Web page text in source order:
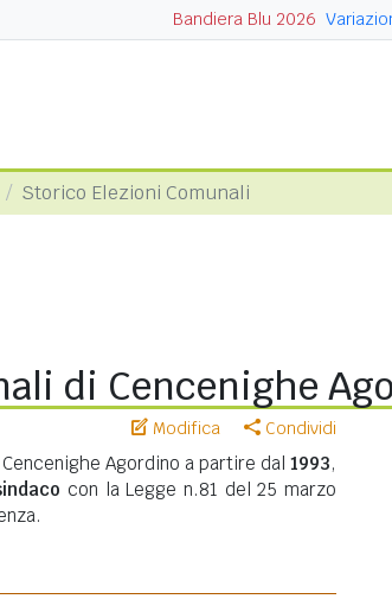
Bandiera Blu 2026
Storico Elezioni Comunali
di Cencenighe
Modifica Condividi
Agordino a partire dal 1993,
con la Legge n.81 del 25 marzo